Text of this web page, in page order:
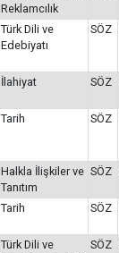
Reklamcılık
Türk Dili ve
Edebiyatı
SÖZ
İlahiyat SÖZ
Tarih SÖZ
Halkla İlişkiler ve
Tanıtım
SÖZ
Tarih SÖZ
Türk Dili ve
SÖZ